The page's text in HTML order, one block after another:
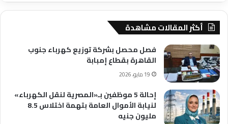
أكثر المقالات مشاهدة
فصل محصل بشركة توزيع كهرباء جنوب
القاهرة بقطاع إمبابة
19 مايو، 2026
إحالة 5 موظفين بـ«المصرية لنقل الكهرباء»
لنيابة الأموال العامة بتهمة اختلاس 8.5
مليون جنيه